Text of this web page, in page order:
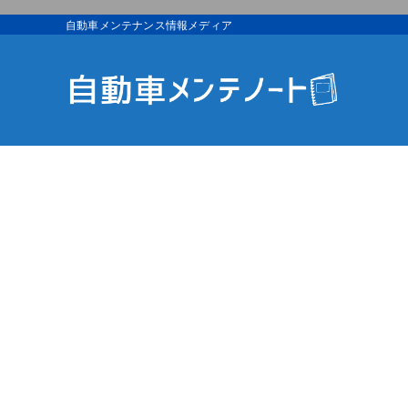
自動車メンテナンス情報メディア